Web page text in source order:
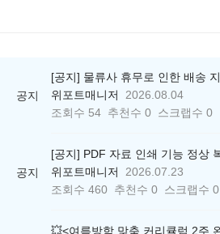
공지
위포트매니저
2026.08.04
조회수 54 추천수 0 스크랩수 0
공지
위포트매니저
2026.07.23
조회수 460 추천수 0 스크랩수 0